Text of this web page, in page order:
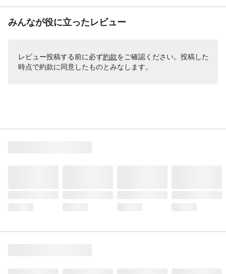
みんなが役に立ったレビュー
レビュー投稿する前に必ず約款をご確認ください。投稿した
時点で約款に同意したものとみなします。